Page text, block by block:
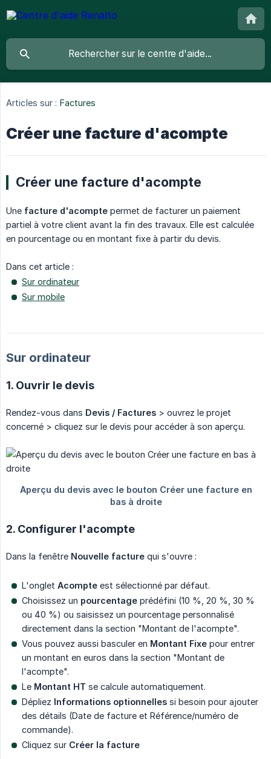
Articles sur : Factures
Créer une facture d'acompte
Créer une facture d'acompte
Une facture d'acompte permet de facturer un paiement
partiel à votre client avant la fin des travaux. Elle est calculée
en pourcentage ou en montant fixe à partir du devis.
Dans cet article :
Sur ordinateur
Sur mobile
Sur ordinateur
1. Ouvrir le devis
Rendez-vous dans Devis / Factures > ouvrez le projet
concerné > cliquez sur le devis pour accéder à son aperçu.
2. Configurer l'acompte
Dans la fenêtre Nouvelle facture qui s'ouvre :
L'onglet Acompte est sélectionné par défaut.
Choisissez un pourcentage prédéfini (10 %, 20 %, 30 %
ou 40 %) ou saisissez un pourcentage personnalisé
directement dans la section "Montant de l'acompte".
Vous pouvez aussi basculer en Montant Fixe pour entrer
un montant en euros dans la section "Montant de
l'acompte".
Le Montant HT se calcule automatiquement.
Dépliez Informations optionnelles si besoin pour ajouter
des détails (Date de facture et Référence/numéro de
commande).
Cliquez sur Créer la facture